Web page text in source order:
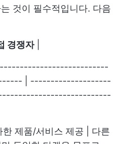
것이 필수적입니다. 다음
경쟁자|
| --------------------
제품/서비스 제공 | 다른